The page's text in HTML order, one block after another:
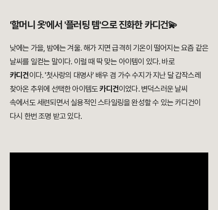
'할머니 옷'에서 '플러팅 템'으로 진화한 카디건💫
낮에는 가을, 밤에는 겨울. 해가 지면 급격히 기온이 떨어지는 요즘 같은
날씨를 일컫는 말이다. 이럴 때 딱 맞는 아이템이 있다. 바로
카디건이다. '첫사랑의 대명사' 배우 겸 가수 수지가 지난 달 갑작스레
찾아온 추위에 선택한 아이템도카디건이었다. 변덕스러운 날씨
속에서도 세련되면서 실용적인 스타일링을 완성할 수 있는 카디건이
다시 한번 조명 받고 있다.